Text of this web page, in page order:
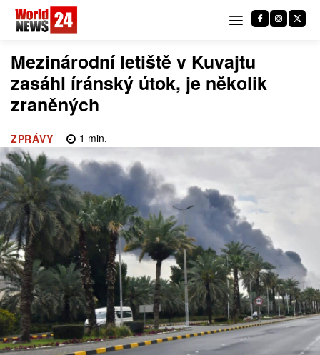
Mezinárodní letiště v Kuvajtu
zasáhl íránský útok, je několik
zraněných
ZPRÁVY 1 min.